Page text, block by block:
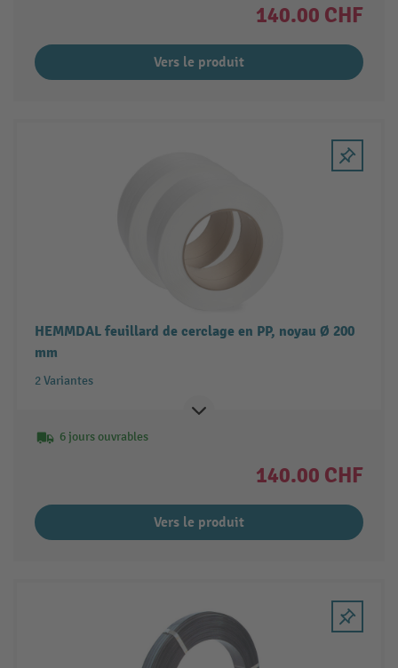
140.00 CHF
Vers le produit
HEMMDAL feuillard de cerclage en PP, noyau Ø 200
mm
2 Variantes
6 jours ouvrables
140.00 CHF
Vers le produit